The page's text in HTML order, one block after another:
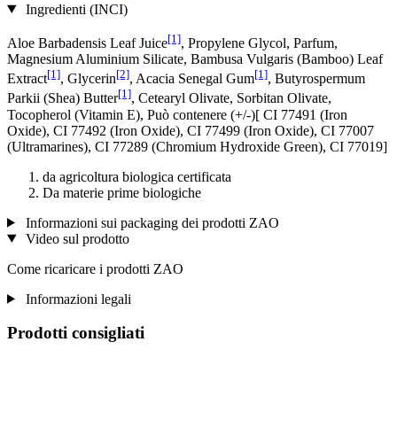
Ingredienti (INCI)
Aloe Barbadensis Leaf Juice[1], Propylene Glycol, Parfum,
Magnesium Aluminium Silicate, Bambusa Vulgaris (Bamboo) Leaf
Extract[1], Glycerin[2], Acacia Senegal Gum[1], Butyrospermum
Parkii (Shea) Butter[1], Cetearyl Olivate, Sorbitan Olivate,
Tocopherol (Vitamin E), Può contenere (+/-)[ CI 77491 (Iron
Oxide), CI 77492 (Iron Oxide), CI 77499 (Iron Oxide), CI 77007
(Ultramarines) , CI 77289 (Chromium Hydroxide Green), CI 77019]
da agricoltura biologica certificata
Da materie prime biologiche
Informazioni sui packaging dei prodotti ZAO
Video sul prodotto
Come ricaricare i prodotti ZAO
Informazioni legali
Prodotti consigliati